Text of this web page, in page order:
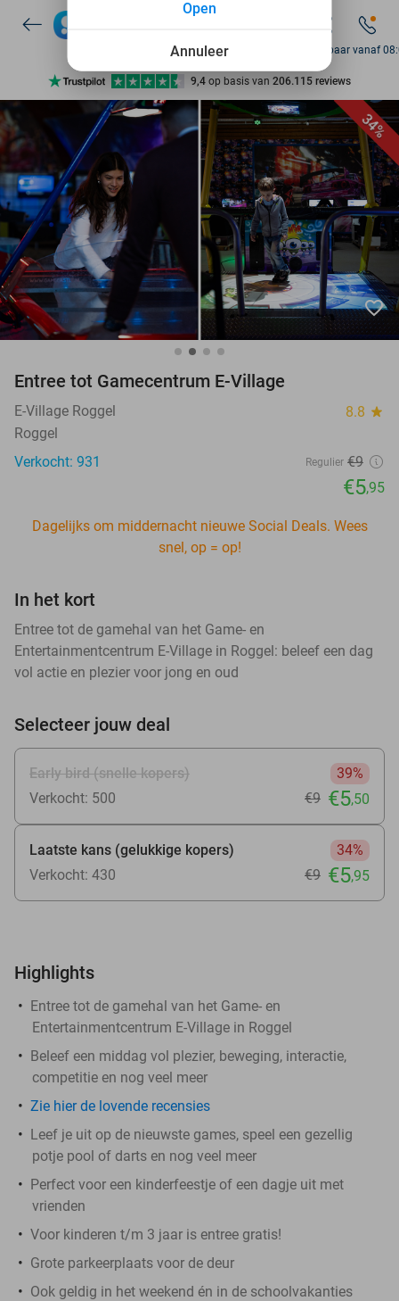
7 dagen per week beschikbaar
10+ miljoen leden
9,4 op basis van 206.115 reviews
Ontdek 15.000+ deals
7 dagen per week beschikbaar
10+ miljoen leden
Bereikbaar vanaf
34%
favorite_border
Entree tot Gamecentrum E-Village
E-Village Roggel 8.8 star
Roggel
Verkocht: 931
Regulier €9
€5,95
Dagelijks om middernacht nieuwe Social Deals. Wees
snel, op = op!
In het kort
Entree tot de gamehal van het Game- en
Entertainmentcentrum E-Village in Roggel: beleef een dag
vol actie en plezier voor jong en oud
Selecteer jouw deal
Early bird (snelle kopers)
39%
Verkocht: 500
€9 €5,50
Laatste kans (gelukkige kopers)
34%
Verkocht: 430
€9 €5,95
Highlights
Entree tot de gamehal van het Game- en
Entertainmentcentrum E-Village in Roggel
Beleef een middag vol plezier, beweging, interactie,
competitie en nog veel meer
Zie hier de lovende recensies
Leef je uit op de nieuwste games, speel een gezellig
potje pool of darts en nog veel meer
Perfect voor een kinderfeestje of een dagje uit met
vrienden
Voor kinderen t/m 3 jaar is entree gratis!
Grote parkeerplaats voor de deur
Ook geldig in het weekend én in de schoolvakanties
Annuleer
Open